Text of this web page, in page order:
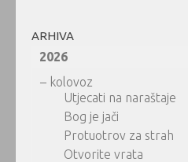
ARHIVA
2026
– kolovoz
Utjecati na naraštaje
Bog je jači
Protuotrov za strah
Otvorite vrata